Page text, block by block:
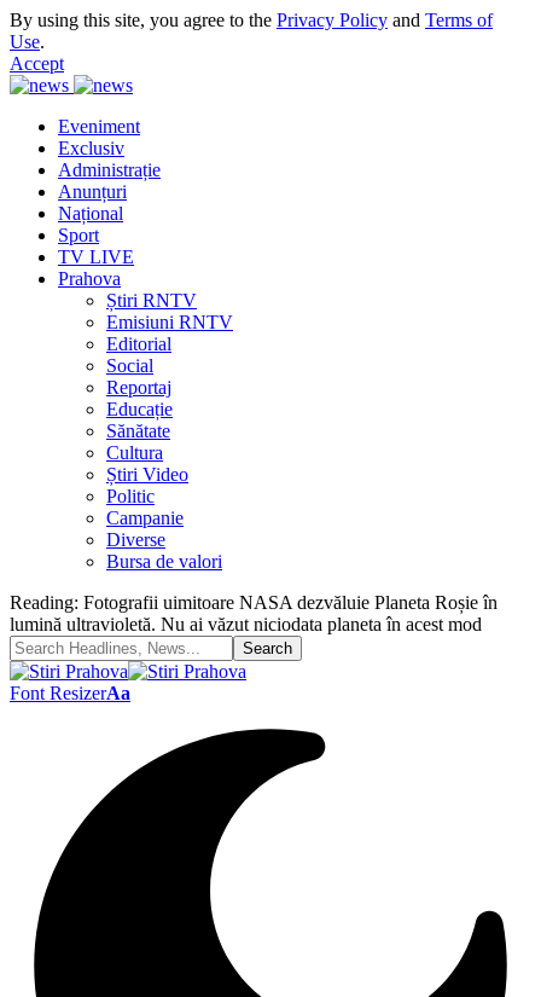
By using this site, you agree to the Privacy Policy and Terms of
Use.
Accept
Eveniment
Exclusiv
Administrație
Anunțuri
Național
Sport
TV LIVE
Prahova
Știri RNTV
Emisiuni RNTV
Editorial
Social
Reportaj
Educație
Sănătate
Cultura
Știri Video
Politic
Campanie
Diverse
Bursa de valori
Reading: Fotografii uimitoare NASA dezvăluie Planeta Roșie în
lumină ultravioletă. Nu ai văzut niciodata planeta în acest mod
Font ResizerAa